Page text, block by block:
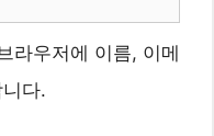
라우저에 이름, 이메
다.